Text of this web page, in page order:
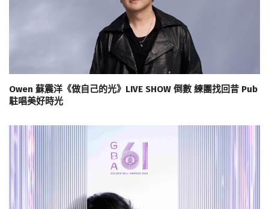
Owen 蘇震洋《做自己的光》LIVE SHOW 倒數 練團找回昔 Pub
駐唱美好時光